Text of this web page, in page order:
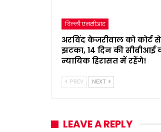
दिल्ली एनसीआर
अरविंद केजरीवाल को कोर्ट से
झटका, 14 दिन की सीबीआई
न्यायिक हिरासत में रहेंगे!
PREV NEXT
LEAVE A REPLY